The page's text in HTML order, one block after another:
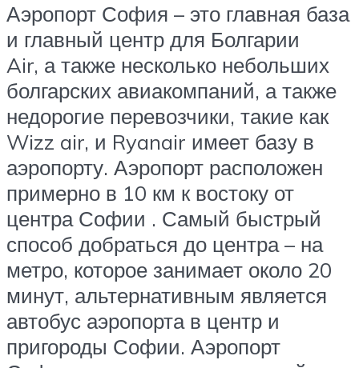
Аэропорт София – это главная база
и главный центр для Болгарии
Air, а также несколько небольших
болгарских авиакомпаний, а также
недорогие перевозчики, такие как
Wizz air, и Ryanair имеет базу в
аэропорту. Аэропорт расположен
примерно в 10 км к востоку от
центра Софии . Самый быстрый
способ добраться до центра – на
метро, которое занимает около 20
минут, альтернативным является
автобус аэропорта в центр и
пригороды Софии. Аэропорт